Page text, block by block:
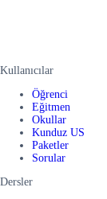
Kullanıcılar
Öğrenci
Eğitmen
Okullar
Kunduz US
Paketler
Sorular
Dersler